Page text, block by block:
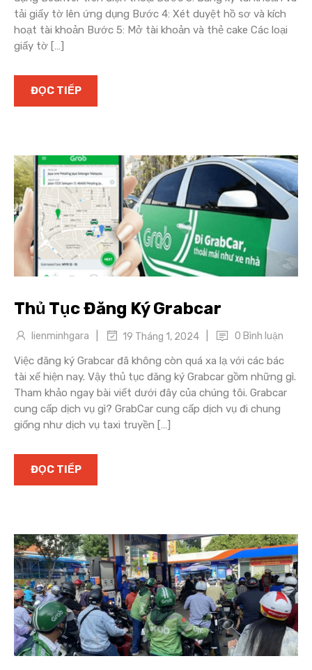
tải giấy tờ lên ứng dụng Bước 4: Xét duyệt hồ sơ và kích
hoạt tài khoản Bước 5: Mở tài khoản và thẻ cake Các loại
giấy tờ […]
ĐỌC TIẾP
Thủ Tục Đăng Ký Grabcar
lienminhgara 19 Tháng 1, 2024 0 Bình luận
Việc đăng ký Grabcar đã không còn quá xa lạ với các bác
tài xế hiện nay. Vậy thủ tục đăng ký Grabcar gồm những gì.
Tham khảo ngay bài viết dưới đây của chúng tôi. Grabcar
cung cấp dịch vụ gì? GrabCar cung cấp dịch vụ đi chung
giống như dịch vụ taxi truyền […]
ĐỌC TIẾP